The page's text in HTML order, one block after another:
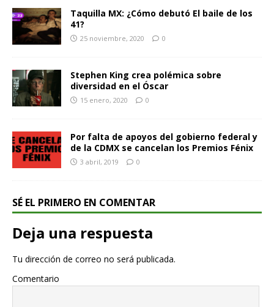
Taquilla MX: ¿Cómo debutó El baile de los
41?
25 noviembre, 2020 0
Stephen King crea polémica sobre
diversidad en el Óscar
15 enero, 2020 0
Por falta de apoyos del gobierno federal y
de la CDMX se cancelan los Premios Fénix
3 abril, 2019 0
SÉ EL PRIMERO EN COMENTAR
Deja una respuesta
Tu dirección de correo no será publicada.
Comentario